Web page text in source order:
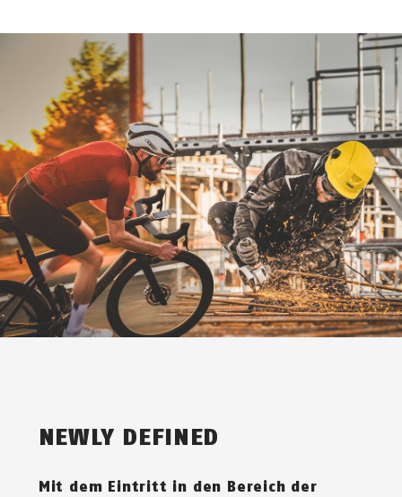
NEWLY DEFINED
Mit dem Eintritt in den Bereich der